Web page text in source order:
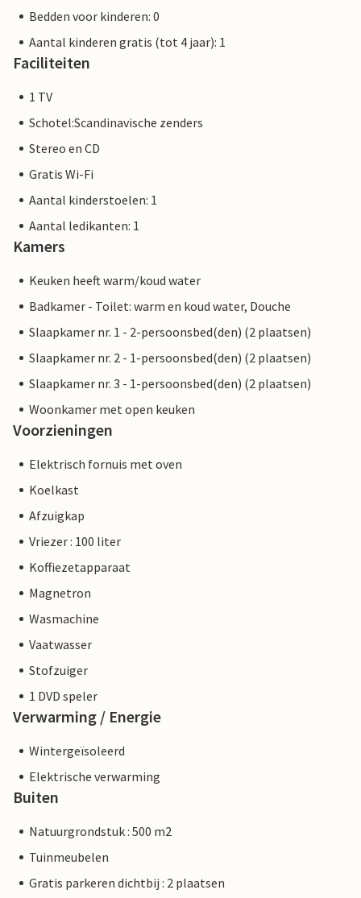
Bedden voor kinderen: 0
Aantal kinderen gratis (tot 4 jaar): 1
Faciliteiten
1 TV
Schotel:Scandinavische zenders
Stereo en CD
Gratis Wi-Fi
Aantal kinderstoelen: 1
Aantal ledikanten: 1
Kamers
Keuken heeft warm/koud water
Badkamer - Toilet: warm en koud water, Douche
Slaapkamer nr. 1 - 2-persoonsbed(den) (2 plaatsen)
Slaapkamer nr. 2 - 1-persoonsbed(den) (2 plaatsen)
Slaapkamer nr. 3 - 1-persoonsbed(den) (2 plaatsen)
Woonkamer met open keuken
Voorzieningen
Elektrisch fornuis met oven
Koelkast
Afzuigkap
Vriezer : 100 liter
Koffiezetapparaat
Magnetron
Wasmachine
Vaatwasser
Stofzuiger
1 DVD speler
Verwarming / Energie
Wintergeïsoleerd
Elektrische verwarming
Buiten
Natuurgrondstuk : 500 m2
Tuinmeubelen
Gratis parkeren dichtbij : 2 plaatsen